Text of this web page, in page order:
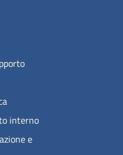
interno
e